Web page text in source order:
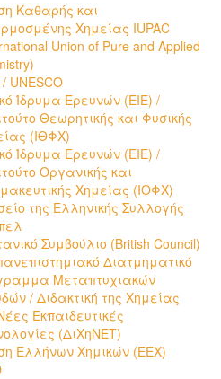
Καθαρής και
Χημείας IUPAC
Union of Pure and Applied
UNESCO
Ίδρυμα Ερευνών (ΕΙΕ) /
Θεωρητικής και Φυσικής
(ΙΘΦΧ)
Ίδρυμα Ερευνών (ΕΙΕ) /
Οργανικής και
Χημείας (ΙΟΦΧ)
της Ελληνικής Συλλογής
Συμβούλιο (British Council)
Διατμηματικό
Μεταπτυχιακών
/ Διδακτική της Χημείας
Εκπαιδευτικές
(ΔιΧηΝΕΤ)
Ελλήνων Χημικών (ΕΕΧ)